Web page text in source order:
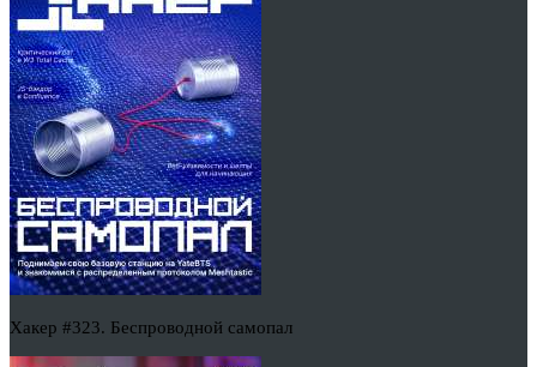
Хакер #323. Беспроводной самопал